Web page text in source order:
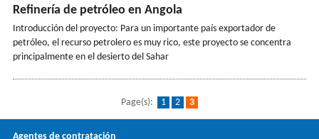
Refinería de petróleo en Angola
Introducción del proyecto: Para un importante país exportador de
petróleo, el recurso petrolero es muy rico, este proyecto se concentra
principalmente en el desierto del Sahar
Page(s): 1 2 3
Agentes de contratación